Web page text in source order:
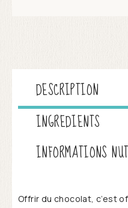
DESCRIPTION
INGREDIENTS
INFORMATIONS
Offrir du chocolat, c’est